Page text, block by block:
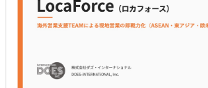
許認可や規制調査など輸出／販売の準備をしたい